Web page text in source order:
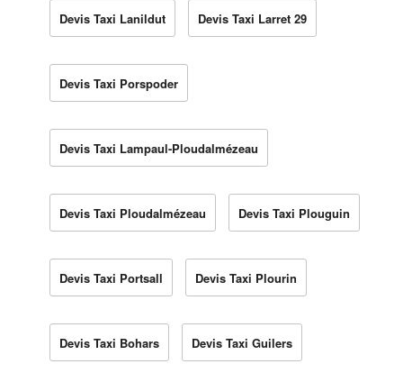
Devis Taxi Lanildut Devis Taxi Larret 29
Devis Taxi Porspoder
Devis Taxi Lampaul-Ploudalmézeau
Devis Taxi Ploudalmézeau Devis Taxi Plouguin
Devis Taxi Portsall Devis Taxi Plourin
Devis Taxi Bohars Devis Taxi Guilers